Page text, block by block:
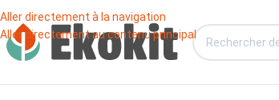
Aller directement à la navigation
Aller directement au contenu principal